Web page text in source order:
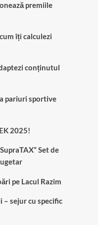
premiile
îți calculezi
conținutul
pariuri sportive
2025!
Set de
pe Lacul Razim
– sejur cu specific